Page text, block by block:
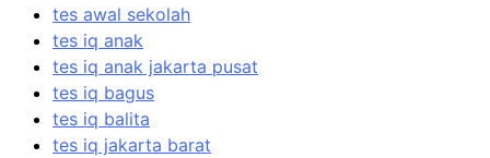
tes awal sekolah
tes iq anak
tes iq anak jakarta pusat
tes iq bagus
tes iq balita
tes iq jakarta barat